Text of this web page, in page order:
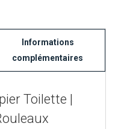
Informations
complémentaires
Toilette |